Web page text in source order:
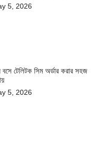
5, 2026
বসে টেলিটক সিম অর্ডার করার সহজ
5, 2026